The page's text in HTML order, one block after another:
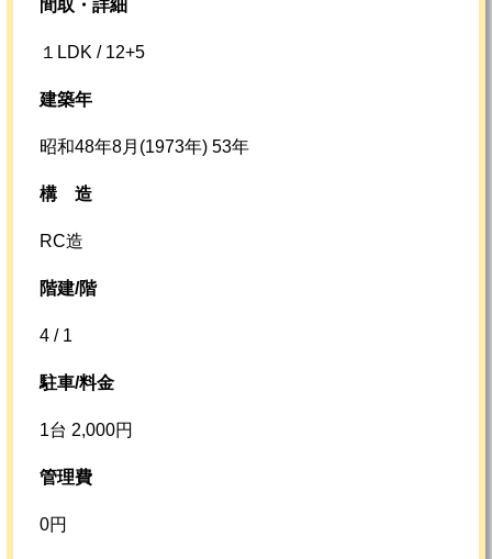
間取・詳細
１LDK / 12+5
建築年
昭和48年8月(1973年) 53年
構 造
RC造
階建/階
4 / 1
駐車/料金
1台 2,000円
管理費
0円